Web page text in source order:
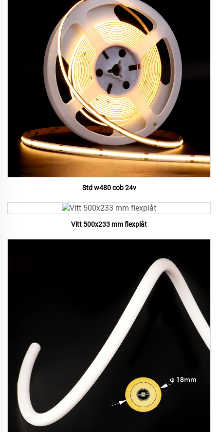
Std w480 cob 24v
Vitt 500x233 mm flexplåt